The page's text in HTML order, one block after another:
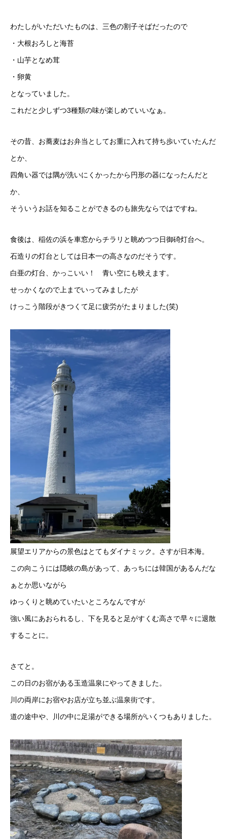
わたしがいただいたものは、三色の割子そばだったので
・大根おろしと海苔
・山芋となめ茸
・卵黄
となっていました。
これだと少しずつ3種類の味が楽しめていいなぁ。
その昔、お蕎麦はお弁当としてお重に入れて持ち歩いていたんだ
とか、
四角い器では隅が洗いにくかったから円形の器になったんだと
か、
そういうお話を知ることができるのも旅先ならではですね。
食後は、稲佐の浜を車窓からチラリと眺めつつ日御碕灯台へ。
石造りの灯台としては日本一の高さなのだそうです。
白亜の灯台、かっこいい！ 青い空にも映えます。
せっかくなので上までいってみましたが
けっこう階段がきつくて足に疲労がたまりました(笑)
展望エリアからの景色はとてもダイナミック。さすが日本海。
この向こうには隠岐の島があって、あっちには韓国があるんだな
ぁとか思いながら
ゆっくりと眺めていたいところなんですが
強い風にあおられるし、下を見ると足がすくむ高さで早々に退散
することに。
さてと。
この日のお宿がある玉造温泉にやってきました。
川の両岸にお宿やお店が立ち並ぶ温泉街です。
道の途中や、川の中に足湯ができる場所がいくつもありました。